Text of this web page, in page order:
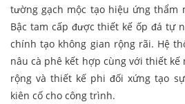
tường gạch mộc tạo hiệu ứng thẩm
Bậc tam cấp được thiết kế ốp đá tự
chính tạo không gian rộng rãi. Hệ
nâu cà phê kết hợp cùng với thiết kế
rộng và thiết kế phi đối xứng tạo
kiên cố cho công trình.